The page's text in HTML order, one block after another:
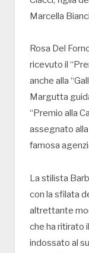
Marcella
Rosa Del
ricevuto il
anche alla
Margutta
“Premio alla
assegnato
famosa
La stilista
con la sfilata
altrettante
che ha ritirato
indossato al